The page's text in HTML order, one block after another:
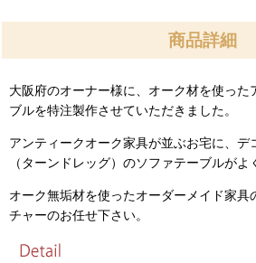
商品詳細
大阪府のオーナー様に、オーク材を使った
ブルを特注製作させていただきました。
アンティークオーク家具が並ぶお宅に、デ
（ターンドレッグ）のソファテーブルがよ
オーク無垢材を使ったオーダーメイド家具
チャーのお任せ下さい。